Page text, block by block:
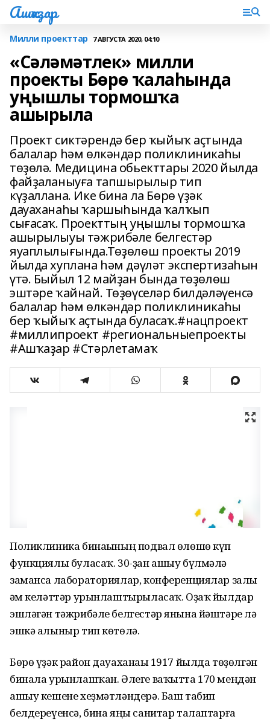
Ашҡаҙар
Милли проекттар 7 АВГУСТА 2020, 04:10
«Сәләмәтлек» милли
проекты Бөрө ҡалаһында
уңышлы тормошҡа
ашырыла
Проект сиктәрендә бер ҡыйыҡ аҫтында
балалар һәм өлкәндәр поликлиникаһы
төҙөлә. Медицина обьекттары 2020 йылда
файҙаланыуға тапшырылыр тип
күҙаллана. Ике бина ла Бөрө үҙәк
дауаханаһы ҡаршыһында ҡалҡып
сығасаҡ. Проекттың уңышлы тормошҡа
ашырылыуы тәжрибәле белгестәр
яуаплылығында.Төҙөлөш проекты 2019
йылда хуплана һәм дәүләт экспертизаһын
үтә. Быйыл 12 майҙан бында төҙөлөш
эштәре ҡайнай. Төҙөүселәр билдәләүенсә
балалар һәм өлкәндәр поликлиникаһы
бер ҡыйыҡ аҫтында буласаҡ.#нацпроект
#миллипроект #региональныепроекты
#Ашҡаҙар #Стәрлетамаҡ
Поликлиника бинаһының подвал өлөшө күп
функциялы буласаҡ. 30-ҙан ашыу бүлмәлә
заманса лабораториялар, конференциялар залы
һәм келәттәр урынлаштырыласаҡ. Оҙаҡ йылдар
эшләгән тәжрибәле белгестәр янына йәштәре лә
эшкә алыныр тип көтөлә.
Бөрө үҙәк район дауаханаһы 1917 йылда төҙөлгән
бинала урынлашҡан. Әлеге ваҡытта 170 меңдән
ашыу кешене хеҙмәтләндерә. Баш табип
белдереүенсә, бина яңы санитар талаптарға